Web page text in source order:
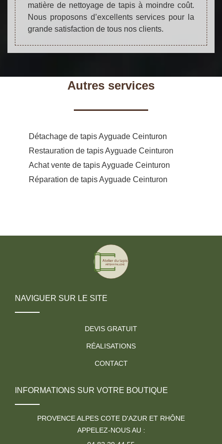
matière de nettoyage de tapis à moindre coût.
Nous proposons d’excellents services pour la
grande satisfaction de tous nos clients.
Autres services
Détachage de tapis Ayguade Ceinturon
Restauration de tapis Ayguade Ceinturon
Achat vente de tapis Ayguade Ceinturon
Réparation de tapis Ayguade Ceinturon
NAVIGUER SUR LE SITE
DEVIS GRATUIT
RÉALISATIONS
CONTACT
INFORMATIONS SUR VOTRE BOUTIQUE
PROVENCE ALPES COTE D'AZUR ET RHÔNE
APPELEZ-NOUS AU :